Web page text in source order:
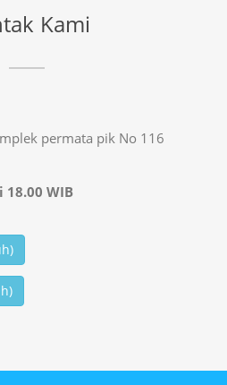
Kami
permata pik No 116
18.00 WIB